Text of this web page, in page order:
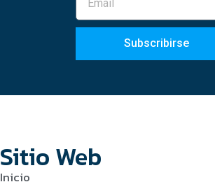
Subscribirse
Sitio Web
Inicio